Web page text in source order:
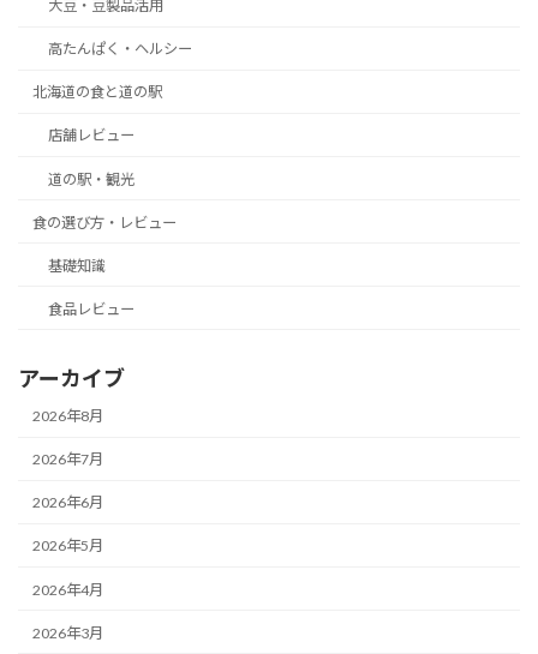
大豆・豆製品活用
高たんぱく・ヘルシー
北海道の食と道の駅
店舗レビュー
道の駅・観光
食の選び方・レビュー
基礎知識
食品レビュー
アーカイブ
2026年8月
2026年7月
2026年6月
2026年5月
2026年4月
2026年3月